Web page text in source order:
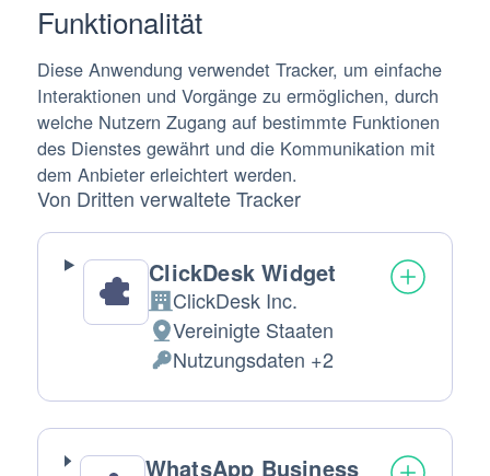
Funktionalität
Diese Anwendung verwendet Tracker, um einfache
Interaktionen und Vorgänge zu ermöglichen, durch
welche Nutzern Zugang auf bestimmte Funktionen
des Dienstes gewährt und die Kommunikation mit
dem Anbieter erleichtert werden.
Von Dritten verwaltete Tracker
ClickDesk Widget
Firma:ClickDesk Inc.
Verarbeitungsort:
Vereinigte Staaten
Verarbeitete
personenbezogene
Daten:
Nutzungsdaten +2
WhatsApp Business